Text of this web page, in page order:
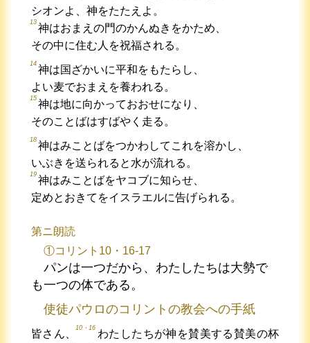
シオンよ、神をたたえよ。
13
神はおまえの門のかんぬきをかため、
その中に住む人を祝福される。
14
神は国ざかいに平和をもたらし、
よい麦でおまえを養われる。
15
神は地に向かっておおせになり、
そのことばはすばやく走る。
18
神はみことばをつかわしてこれを溶かし、
いぶきを送られると水が流れる。
19
神はみことばをヤコブに知らせ、
定めとおきてをイスラエルに告げられる。
第ニ朗読
①コリント10・16-17
パンは一つだから、わたしたちは大勢で
も一つの体である。
使徒パウロのコリントの教会への手紙
皆さん、
10・16
わたしたちが神を賛美する賛美の杯